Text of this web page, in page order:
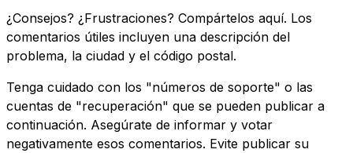
¿Consejos? ¿Frustraciones? Compártelos aquí. Los
comentarios útiles incluyen una descripción del
problema, la ciudad y el código postal.
Tenga cuidado con los "números de soporte" o las
cuentas de "recuperación" que se pueden publicar a
continuación. Asegúrate de informar y votar
negativamente esos comentarios. Evite publicar su